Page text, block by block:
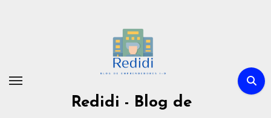
Redidi - Blog de